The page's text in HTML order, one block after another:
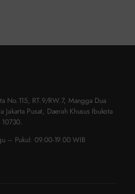
No.115, RT.9/RW.7, Mangga Dua
Jakarta Pusat, Daerah Khusus Ibukota
10730.
– Pukul: 09.00-19.00 WIB